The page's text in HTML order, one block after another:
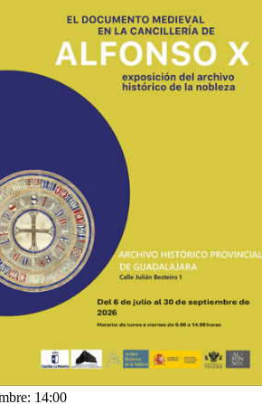
14:00